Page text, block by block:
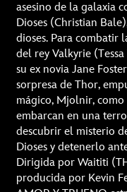
asesino de la galaxia
Dioses (Christian
dioses. Para combatir
del rey Valkyrie
su ex novia Jane
sorpresa de Thor,
mágico, Mjolnir, como
embarcan en una
descubrir el misterio
Dioses y detenerlo
Dirigida por Waititi
producida por Kevin